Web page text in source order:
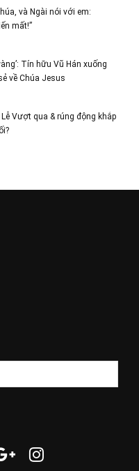
và Ngài nói với em:
mất!”
Tín hữu Vũ Hán xuống
về Chúa Jesus
Vượt qua & rúng động khắp